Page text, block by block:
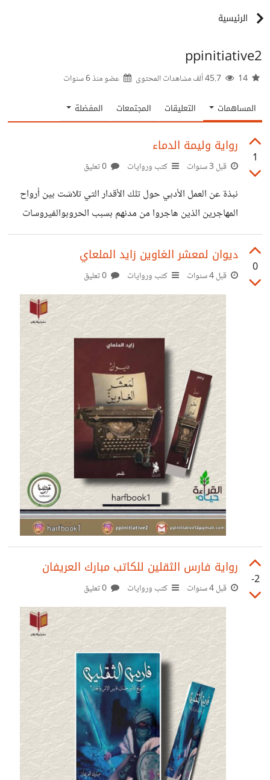
الرئيسية
ppinitiative2
عضو منذ6 سنوات
المساهمات التعليقات المجتمعات المفضلة
1
رواية وليمة الدماء
قبل 3 سنوات كتب وروايات
نبذة عن العمل الأدبي حول تلك الأقدار التي تلاشت بين أرواح
المهاجرين الذين هاجروا من مدنهم بسبب الحروبوالفيروسات
التي حدثت في مدنهم هاربين للبحث عن طوق النجاة بينما كانوا
يبحثون عن ملجأوالأمان ودخول بين الأمن والسلام وجدوا
سفينة تجارية قرروا الهجرة من خلالها وجدوا السلام والأمان
بداخلها تحدث حوادث غريبة داخل السفينة حادثة الأربعين عاماً
معلقة على قدر بالالغاز حيث كان هناك أكثر من سفينة تلفت كبد
حشايا سقفالسفينة غرقت السفينة بحادثة الاربعين عاماً داهمتهم
فاجعة بوجود قبطان يدعى جونغ
0
ديوان لمعشر الغاوين زايد الملعاي
قبل 4 سنوات كتب وروايات
-2
رواية فارس الثقلين للكاتب مبارك العريفان
قبل 4 سنوات كتب وروايات